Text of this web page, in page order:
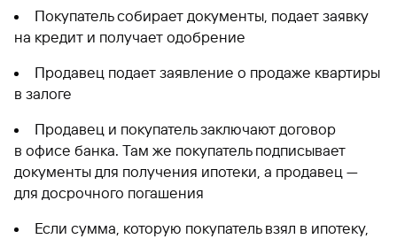
Покупатель собирает документы, подает заявку
на кредит и получает одобрение
Продавец подает заявление о продаже квартиры
в залоге
Продавец и покупатель заключают договор
в офисе банка. Там же покупатель подписывает
документы для получения ипотеки, а продавец —
для досрочного погашения
Если сумма, которую покупатель взял в ипотеку,